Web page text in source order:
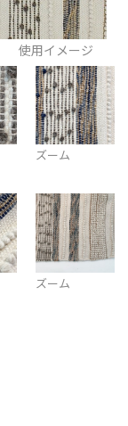
使用イメージ
ズーム
ズーム